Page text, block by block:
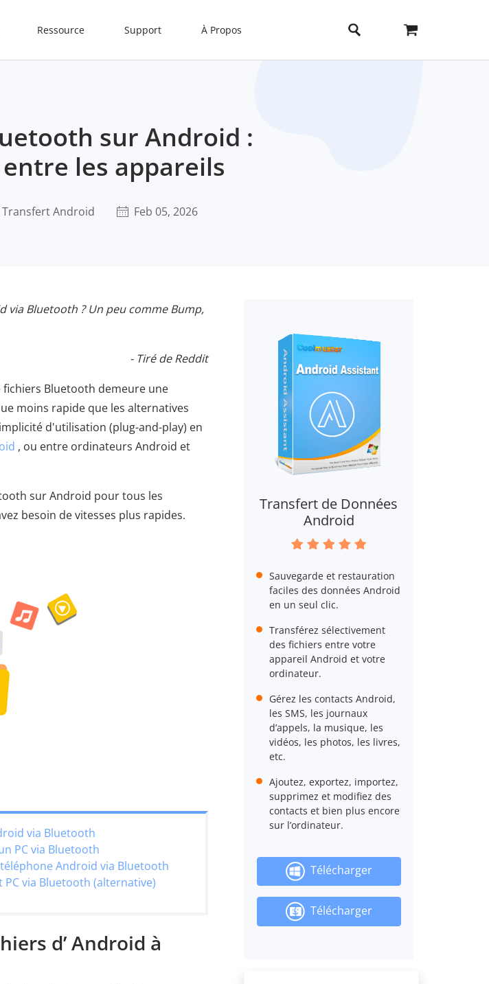
Ressource Support À Propos
sur Android :
les appareils
Transfert Android Feb 05, 2026
via Bluetooth ? Un peu comme Bump,
- Tiré de Reddit
Bluetooth demeure une
moins rapide que les alternatives
d'utilisation (plug-and-play) en
, ou entre ordinateurs Android et
sur Android pour tous les
besoin de vitesses plus rapides.
via Bluetooth
PC via Bluetooth
Android via Bluetooth
via Bluetooth (alternative)
d’ Android à
Transfert de Données
Android
Sauvegarde et restauration
faciles des données Android
en un seul clic.
Transférez sélectivement
des fichiers entre votre
appareil Android et votre
ordinateur.
Gérez les contacts Android,
les SMS, les journaux
d’appels, la musique, les
vidéos, les photos, les livres,
etc.
Ajoutez, exportez, importez,
supprimez et modifiez des
contacts et bien plus encore
sur l’ordinateur.
Télécharger
Télécharger